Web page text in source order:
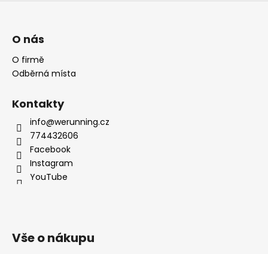
O nás
O firmě
Odběrná místa
Kontakty
info@werunning.cz
774432606
Facebook
Instagram
YouTube
Vše o nákupu